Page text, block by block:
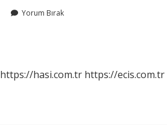
Yorum Bırak
https://hasi.com.tr https://ecis.com.tr